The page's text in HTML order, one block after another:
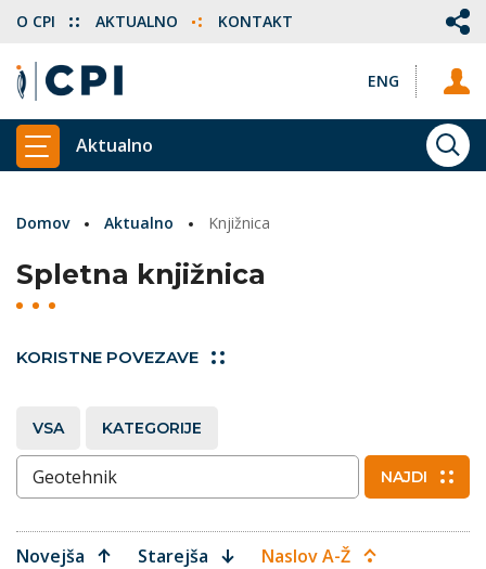
ENG
O CPI AKTUALNO KONTAKT
PRIKAŽI GLAVNI MENI
Aktualno
Domov Aktualno Knjižnica
Spletna knjižnica
KORISTNE POVEZAVE
VSA KATEGORIJE
Vnesite ključne besede NAJDI
Novejša Starejša
Naslov A-Ž